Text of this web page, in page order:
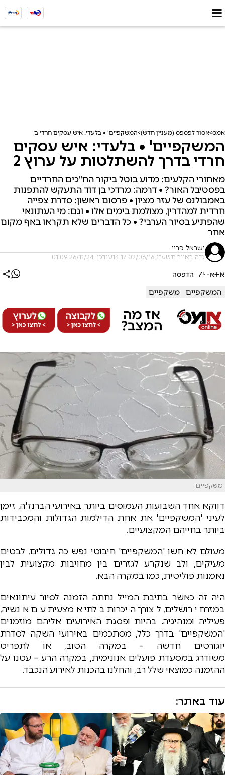
אמס אסור לפספס (מעניין חדש) המשקפיים' • בלעדי: איש עסקים חרדי בדרך
המשקפיים' • בלעדי: איש עסקים
חרדי בדרך להשתלטות על ערוץ 2
מאחורי הקלעים: מדוע בוטל ביקור הח"כים החרדיים
בפסטיבל האור? • דרמה: מרדכי בן דוד התעקש להתפנות
באמבולנס של עזר מציון • פרסום ראשון: סדרת צפייה
חרדית למהדרין, מצולמת בימים אלו • וגם: מי העתונאי
שהפתיע בסיור הערבי? • כל הדברים שלא תקראו באף מקום
אחר
ישראל פריי
כ"ה באייר תשע"ו, 02/06/16 14:17 עודכן: 26/11/24 01:09
א+א- הדפסה
המשקפיים משקפיים
משקפיים
דווקא אחד השבועות העמוסים ביותר באירועי הברנז'ה, זימן
לעיני 'המשקפיים' את אחת הדילמות הגדולות והמכבידות
ביותר בחייהם המקצועיים.
מעולם לא חשו 'המשקפיים' חיבוטי נפש כה גדולים, לבטים
מעיקים, ולב שנקרע לגזרים בין מחויבות מקצועית לבין
נאמנות פוליטית, כמו במקרה הבא.
היה זה כאשר בתיבת המייל נחתה הזמנה לסיור עיתונאים
במזרח ירושלים, לצורך היכרות בלתי אמצעית עם אנשיה,
פעיליה ומנהיגיה. בהיות ופסגת האירועים אליהם מוזמנים
'המשקפיים' בדרך כלל, מסתכמים באירועי השקה לסדרת
יוגורטים חדשה – במקרה הטוב, או לתפריט
משודרג במסעדת פועלים אנונימית, במקרה הרע – עטנו על
ההזמנה כמוצאי שלל רב, והחלנו בהכנות לאירוע הנכבד.
עוד באתר: